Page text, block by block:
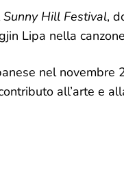
Sunny Hill Festival,
Lipa nella canzone
nel
all’arte e